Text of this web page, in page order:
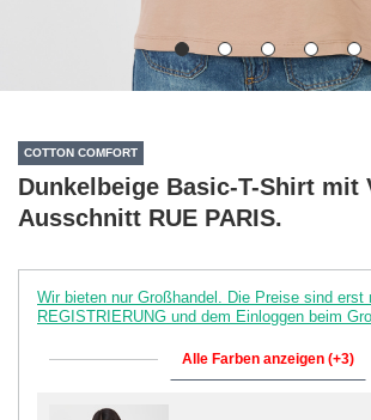
COTTON COMFORT
Dunkelbeige Basic-T-Shirt mit
Ausschnitt RUE PARIS.
Wir bieten nur Großhandel. Die Preise sind erst
REGISTRIERUNG und dem Einloggen beim
Alle Farben anzeigen (+3)